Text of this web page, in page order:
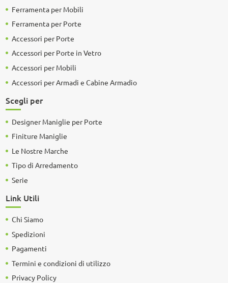
Ferramenta per Mobili
Ferramenta per Porte
Accessori per Porte
Accessori per Porte in Vetro
Accessori per Mobili
Accessori per Armadi e Cabine Armadio
Scegli per
Designer Maniglie per Porte
Finiture Maniglie
Le Nostre Marche
Tipo di Arredamento
Serie
Link Utili
Chi Siamo
Spedizioni
Pagamenti
Termini e condizioni di utilizzo
Privacy Policy